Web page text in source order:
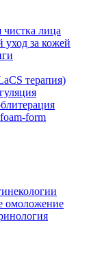
чистка лица
за кожей
терапия)
form
омоложение